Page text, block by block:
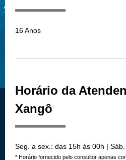
16 Anos
Horário da
Xangô
Seg. a sex.: das 15h às 00h |
* Horário fornecido pelo consultor apenas